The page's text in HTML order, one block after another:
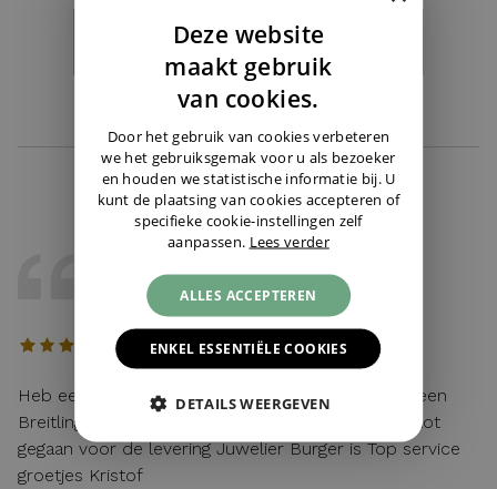
I'm looking for a specific watch ›
KRISTOF
22 / 05 / 2026, Belgie
Heb eerst gebeld met Cindy voor wat uitleg van een
Breitling en alles vlot verlopen achteraf en zeer vlot
gegaan voor de levering Juwelier Burger is Top service
groetjes Kristof
GERMAN
Deze website
maakt gebruik
van cookies.
Door het gebruik van cookies verbeteren
we het gebruiksgemak voor u als bezoeker
en houden we statistische informatie bij. U
kunt de plaatsing van cookies accepteren of
specifieke cookie-instellingen zelf
aanpassen. Lees verder
ALLES ACCEPTEREN
ENKEL ESSENTIËLE COOKIES
DETAILS WEERGEVEN